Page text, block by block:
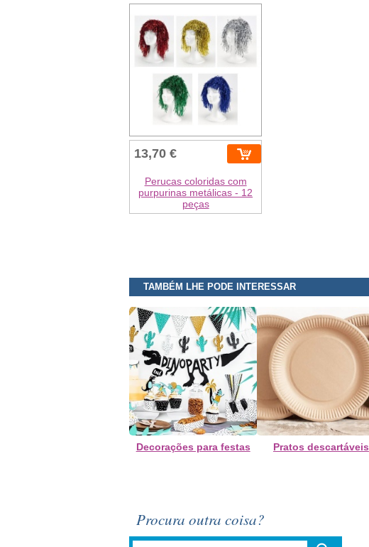
13,70 €
Perucas coloridas com
purpurinas metálicas - 12
peças
TAMBÉM LHE PODE INTERESSAR
Decorações para festas Pratos descartáveis
Procura outra coisa?